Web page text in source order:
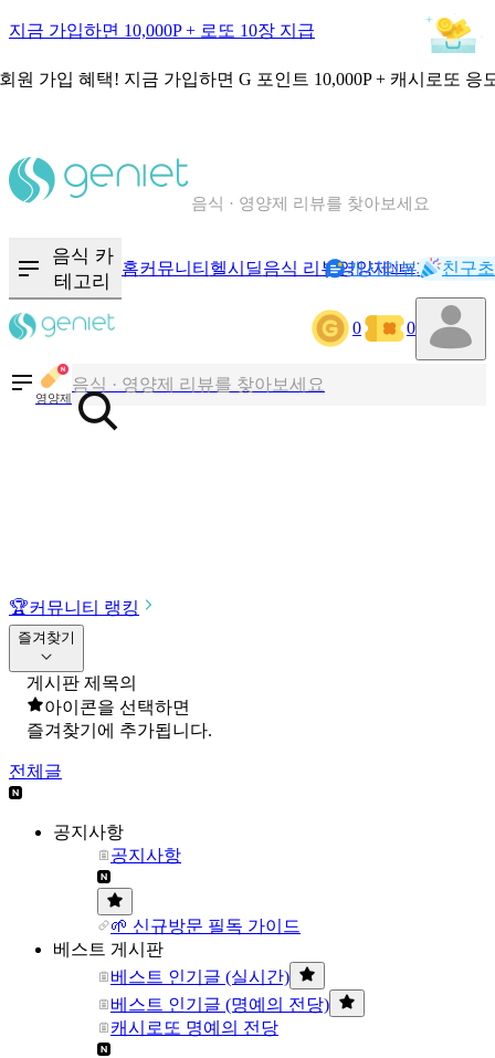
지금 가입하면 10,000P + 로또 10장 지급
원 가입 혜택! 지금 가입하면 G 포인트 10,000P + 캐시로또 응
음식 카
테고리
홈커뮤니티 헬시딜음식 리뷰영양제NEW기록
캐시리뷰 친구
0 0
영양제
칼로리와 영양성분을 검색해보세요
음식 · 영양제 리뷰를 찾아보세요
🏆커뮤니티 랭킹
즐겨찾기
게시판 제목의
아이콘을 선택하면
즐겨찾기에 추가됩니다.
전체글
공지사항
공지사항
🌱 신규방문 필독 가이드
베스트 게시판
베스트 인기글 (실시간)
베스트 인기글 (명예의 전당)
캐시로또 명예의 전당